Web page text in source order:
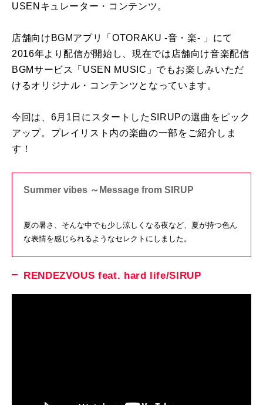
USENキュレーター・コンテンツ。
店舗向けBGMアプリ「OTORAKU -音・楽- 」にて
2016年より配信が開始し、現在では店舗向け音楽配信
BGMサービス「USEN MUSIC」でもお楽しみいただ
けるオリジナル・コンテンツとなっています。
今回は、6月1日にスタートしたSIRUPの選曲をピック
アップ。プレイリスト内の楽曲の一部をご紹介しま
す！
Summer vibes ～Message from SIRUP
夏の暑さ、そんな中でも少し涼しくなる夜など、夏が持つ色ん
な表情を感じられるようなセレクトにしました。
RENDEZVOUS feat. hard life/SIRUP